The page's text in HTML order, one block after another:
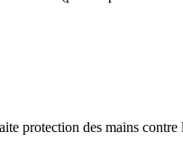
protection des mains